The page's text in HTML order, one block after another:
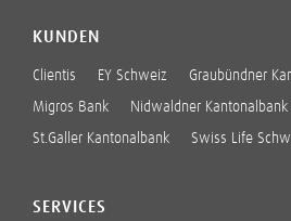
KUNDEN
Clientis EY Schweiz Graubündner
Migros Bank Nidwaldner Kantonalbank
St.Galler Kantonalbank Swiss Life
SERVICES